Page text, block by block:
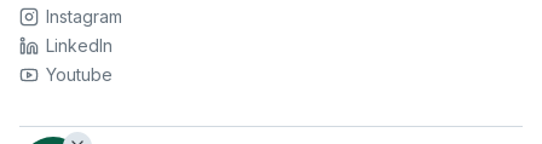
Instagram
LinkedIn
Youtube